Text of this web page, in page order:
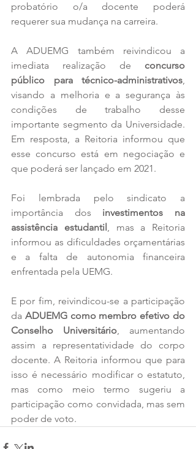
probatório o/a docente poderá
requerer sua mudança na carreira.
A ADUEMG também reivindicou a
imediata realização de concurso
público para técnico-administrativos,
visando a melhoria e a segurança às
condições de trabalho desse
importante segmento da Universidade.
Em resposta, a Reitoria informou que
esse concurso está em negociação e
que poderá ser lançado em 2021.
Foi lembrada pelo sindicato a
importância dos investimentos na
assistência estudantil, mas a Reitoria
informou as dificuldades orçamentárias
e a falta de autonomia financeira
enfrentada pela UEMG.
E por fim, reivindicou-se a participação
da ADUEMG como membro efetivo do
Conselho Universitário, aumentando
assim a representatividade do corpo
docente. A Reitoria informou que para
isso é necessário modificar o estatuto,
mas como meio termo sugeriu a
participação como convidada, mas sem
poder de voto.